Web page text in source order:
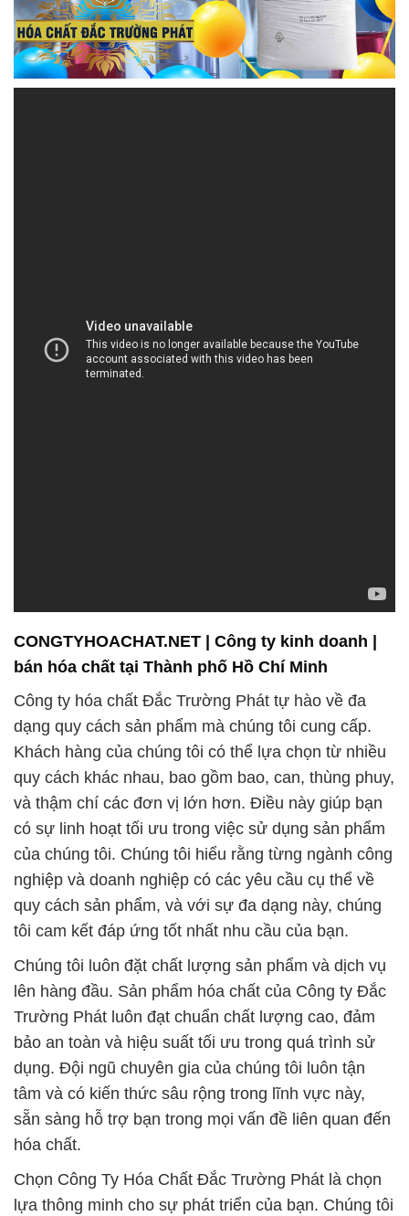
CONGTYHOACHAT.NET | Công ty kinh doanh |
bán hóa chất tại Thành phố Hồ Chí Minh
Công ty hóa chất Đắc Trường Phát tự hào về đa
dạng quy cách sản phẩm mà chúng tôi cung cấp.
Khách hàng của chúng tôi có thể lựa chọn từ nhiều
quy cách khác nhau, bao gồm bao, can, thùng phuy,
và thậm chí các đơn vị lớn hơn. Điều này giúp bạn
có sự linh hoạt tối ưu trong việc sử dụng sản phẩm
của chúng tôi. Chúng tôi hiểu rằng từng ngành công
nghiệp và doanh nghiệp có các yêu cầu cụ thể về
quy cách sản phẩm, và với sự đa dạng này, chúng
tôi cam kết đáp ứng tốt nhất nhu cầu của bạn.
Chúng tôi luôn đặt chất lượng sản phẩm và dịch vụ
lên hàng đầu. Sản phẩm hóa chất của Công ty Đắc
Trường Phát luôn đạt chuẩn chất lượng cao, đảm
bảo an toàn và hiệu suất tối ưu trong quá trình sử
dụng. Đội ngũ chuyên gia của chúng tôi luôn tận
tâm và có kiến thức sâu rộng trong lĩnh vực này,
sẵn sàng hỗ trợ bạn trong mọi vấn đề liên quan đến
hóa chất.
Chọn Công Ty Hóa Chất Đắc Trường Phát là chọn
lựa thông minh cho sự phát triển của bạn. Chúng tôi